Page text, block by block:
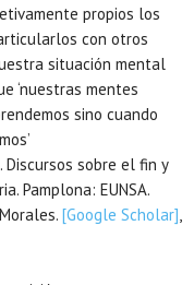
propios los
con otros
situación mental
‘nuestras mentes
sino cuando
. Discursos sobre el fin y
Pamplona: EUNSA.
[Google Scholar],